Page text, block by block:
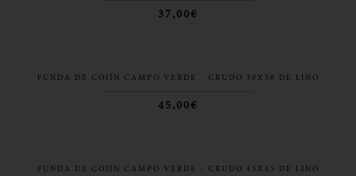
37,00€
FUNDA DE COJÍN CAMPO VERDE - CRUDO 30X50 DE LINO
45,00€
FUNDA DE COJÍN CAMPO VERDE - CRUDO 45X45 DE LINO